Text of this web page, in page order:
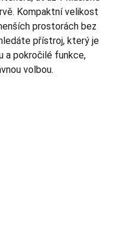
Kompaktní velikost
prostorách bez
přístroj, který je
a pokročilé funkce,
volbou.